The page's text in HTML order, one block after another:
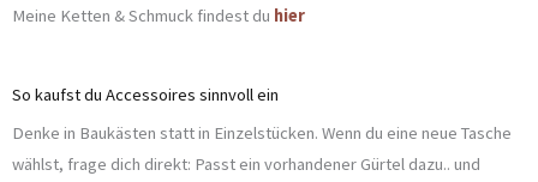
Meine Ketten & Schmuck findest du hier
So kaufst du Accessoires sinnvoll ein
Denke in Baukästen statt in Einzelstücken. Wenn du eine neue Tasche
wählst, frage dich direkt: Passt ein vorhandener Gürtel dazu.. und